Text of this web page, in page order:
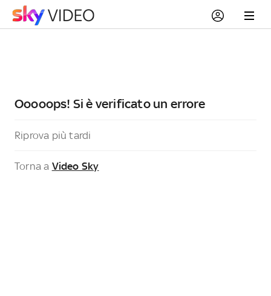
Ooooops! Si è verificato un errore
Riprova più tardi
Torna a Video Sky